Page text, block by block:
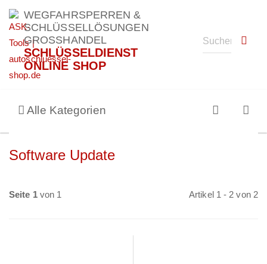
WEGFAHRSPERREN &
SCHLÜSSELLÖSUNGEN
GROSSHANDEL
SCHLÜSSELDIENST
ONLINE SHOP
Alle Kategorien
Software Update
Seite 1von 1 Artikel 1 - 2 von 2